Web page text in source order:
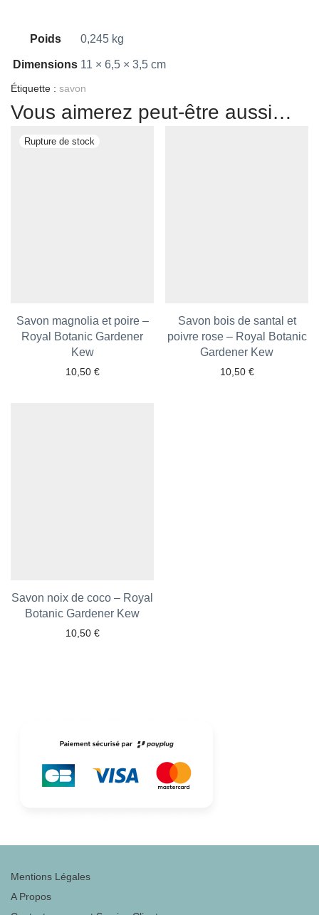
Poids 0,245 kg
Dimensions 11 × 6,5 × 3,5 cm
Étiquette : savon
Vous aimerez peut-être aussi…
Savon magnolia et poire –
Royal Botanic Gardener
Kew
10,50 €
Ajouter aux favoris
Savon bois de santal et
poivre rose – Royal Botanic
Gardener Kew
10,50 €
Ajouter aux favoris
Savon noix de coco – Royal
Botanic Gardener Kew
10,50 €
Ajouter aux favoris
Mentions Légales
A Propos